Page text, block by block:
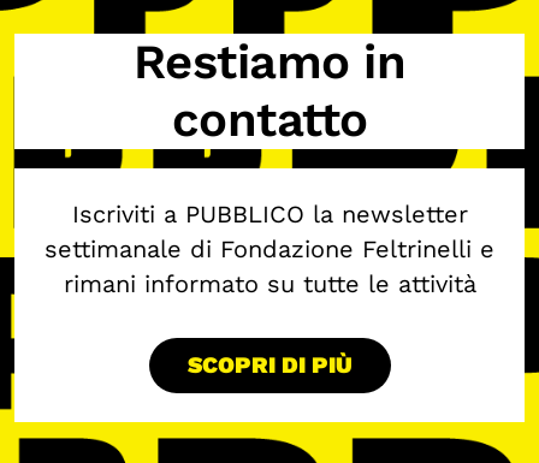
Restiamo in
contatto
Iscriviti a PUBBLICO la newsletter
settimanale di Fondazione Feltrinelli e
rimani informato su tutte le attività
SCOPRI DI PIÙ